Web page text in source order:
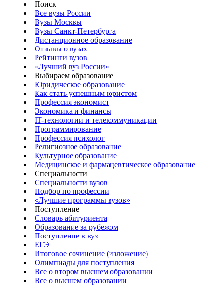
Поиск
Все вузы России
Вузы Москвы
Вузы Санкт-Петербурга
Дистанционное образование
Отзывы о вузах
Рейтинги вузов
«Лучший вуз России»
Выбираем образование
Юридическое образование
Как стать успешным юристом
Профессия экономист
Экономика и финансы
IT-технологии и телекоммуникации
Программирование
Профессия психолог
Религиозное образование
Культурное образование
Медицинское и фармацевтическое образование
Специальности
Специальности вузов
Подбор по профессии
«Лучшие программы вузов»
Поступление
Словарь абитуриента
Образование за рубежом
Поступление в вуз
ЕГЭ
Итоговое сочинение (изложение)
Олимпиады для поступления
Все о втором высшем образовании
Все о высшем образовании